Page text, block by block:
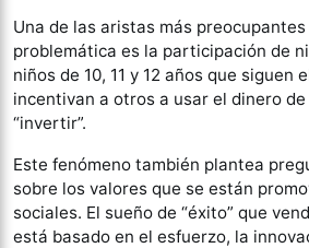
Una de las aristas más
problemática es la participación de
niños de 10, 11 y 12 años que siguen
incentivan a otros a usar el dinero
“invertir”.
Este fenómeno también plantea
sobre los valores que se están
sociales. El sueño de “éxito” que
está basado en el esfuerzo, la